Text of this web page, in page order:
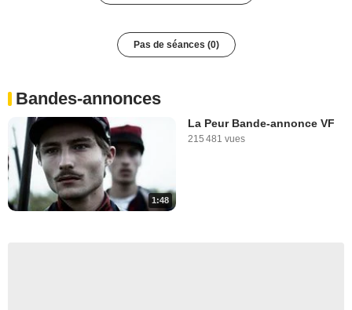
Pas de séances (0)
Bandes-annonces
1:48
La Peur Bande-annonce VF
215 481 vues